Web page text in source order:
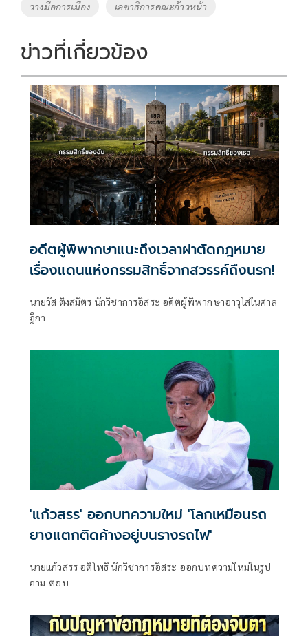
k
วางมือการเมือง เลขาธิการคณะก้าวหน้า
ข่าวที่เกี่ยวข้อง
อดีตผู้พิพากษาแนะถึงเวลาผ่าตัดกฎหมาย
เรื่องแดนแห่งกรรมสิทธิ์จากสวรรค์ถึงนรก!
นายวัส ติงสมิตร นักวิชาการอิสระ อดีตผู้พิพากษาอาวุโสในศาล
ฎีกา
'แก้วสรร' ออกบทความใหม่ 'โลกเหมือนรถ
ยางแตกติดค้างอยู่บนรางรถไฟ'
นายแก้วสรร อติโพธิ นักวิชาการอิสระ ออกบทความใหม่ในรูป
ถาม-ตอบ